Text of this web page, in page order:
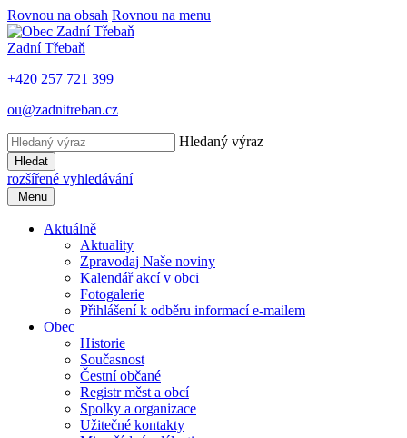
Rovnou na obsah Rovnou na menu
Zadní Třebaň
+420 257 721 399
ou@zadnitreban.cz
Hledaný výraz
Hledat
rozšířené vyhledávání
Menu
Aktuálně
Aktuality
Zpravodaj Naše noviny
Kalendář akcí v obci
Fotogalerie
Přihlášení k odběru informací e-mailem
Obec
Historie
Současnost
Čestní občané
Registr měst a obcí
Spolky a organizace
Užitečné kontakty